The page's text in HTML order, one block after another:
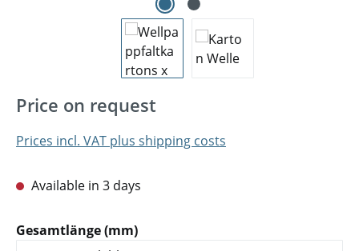
Price on request
Prices incl. VAT plus shipping costs
Available in 3 days
Select
Gesamtlänge (mm)